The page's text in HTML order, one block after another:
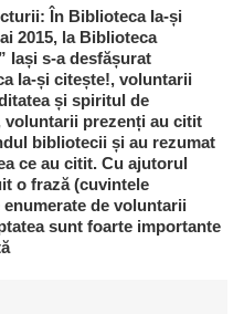
În Biblioteca Ia-și
2015, la Biblioteca
Iași s-a desfășurat
Ia-și citește!, voluntarii
și spiritul de
voluntarii prezenți au citit
bibliotecii și au rezumat
ce au citit. Cu ajutorul
o frază (cuvintele
de voluntarii
sunt foarte importante